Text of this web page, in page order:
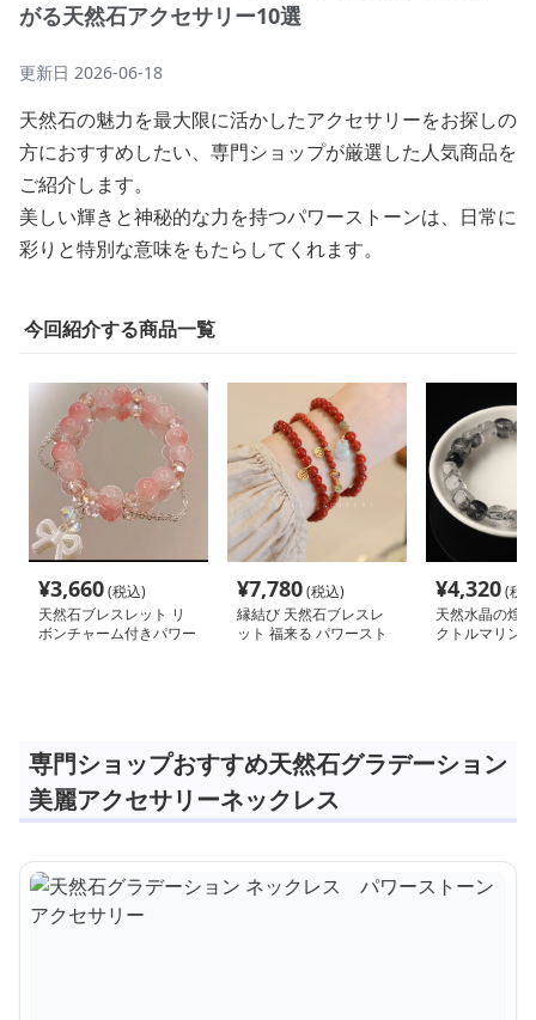
がる天然石アクセサリー10選
更新日 2026-06-18
天然石の魅力を最大限に活かしたアクセサリーをお探しの
方におすすめしたい、専門ショップが厳選した人気商品を
ご紹介します。
美しい輝きと神秘的な力を持つパワーストーンは、日常に
彩りと特別な意味をもたらしてくれます。
今回紹介する商品一覧
¥3,660(税込)
天然石ブレスレット リ
ボンチャーム付きパワー
¥7,780(税込)
縁結び 天然石ブレスレ
ット 福来る パワースト
¥4,320(税
天然水晶の煌
クトルマリン
専門ショップおすすめ天然石グラデーション
美麗アクセサリーネックレス